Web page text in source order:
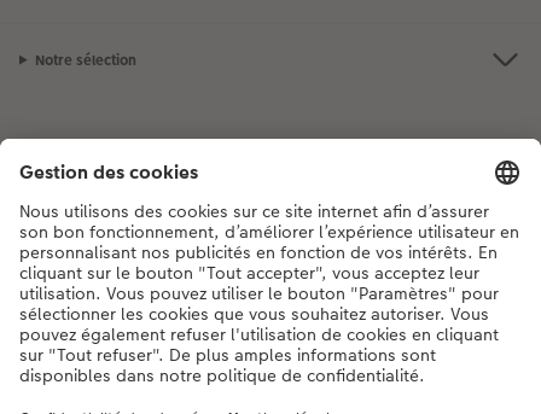
Notre sélection
Si vous avez des questions concernant nos produits ou votre commande,
n'hésitez pas à nous contacter du lundi au dimanche, de 9h00 à 20h00
(hors jours fériés), au numéro de téléphone044 499 00 12• 7j/7 • de 9h à
20h
DE|FR| IT